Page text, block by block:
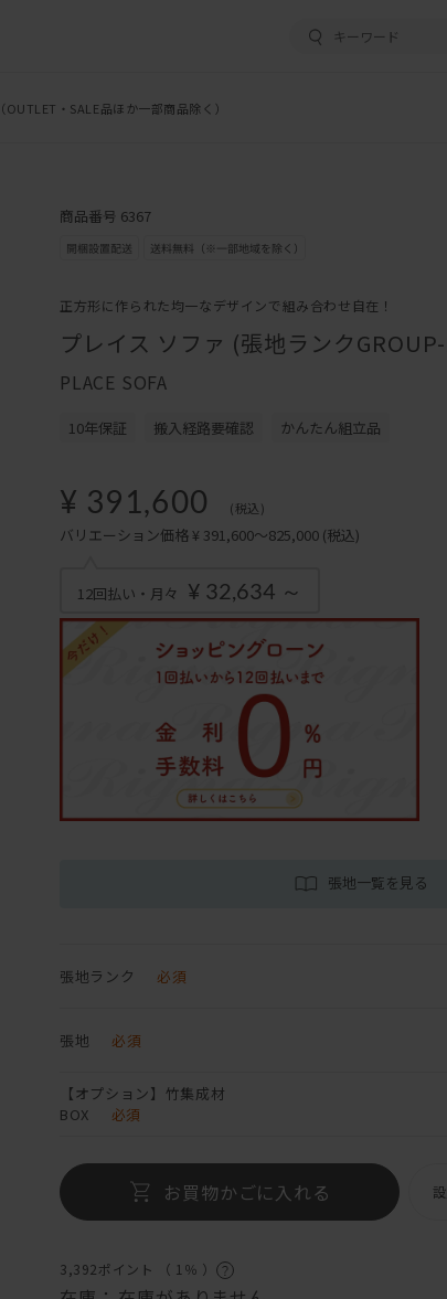
（OUTLET・SALE品ほか一部商品除く）
商品番号 6367
正方形に作られた均一なデザインで組み合わせ自在！
プレイス ソファ (張地ランク
PLACE SOFA
10年保証 搬入経路要確認 かんたん組立品
¥ 391,600 (税込)
バリエーション価格 ¥ 391,600～825,000 (税込)
12回払い・月々 ¥ 32,634 ～
張地一覧を見る
張地ランク 必須
張地 必須
【オプション】竹集成材
BOX
必須
お買物かごに入れる
3,392ポイント （ 1％ ）